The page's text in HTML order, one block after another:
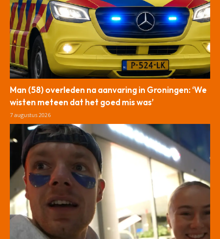
Man (58) overleden na aanvaring in Groningen: ‘We
wisten meteen dat het goed mis was’
7 augustus 2026